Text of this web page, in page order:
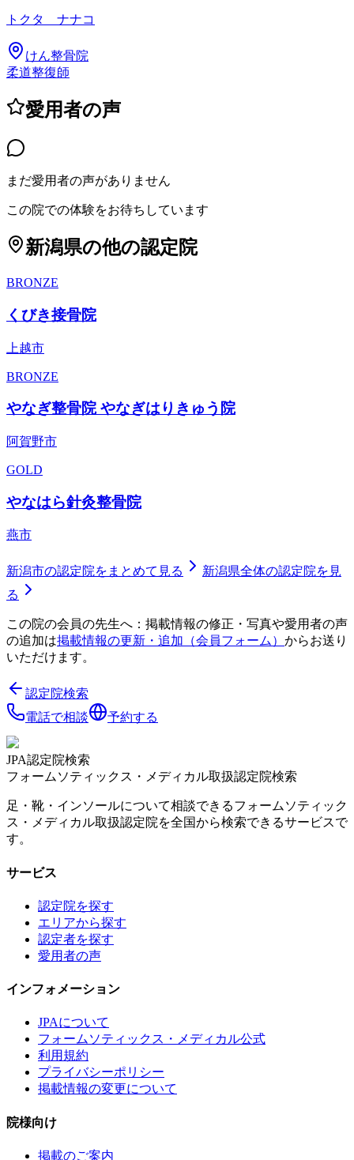
トクタ ナナコ
けん整骨院
柔道整復師
愛用者の声
まだ愛用者の声がありません
この院での体験をお待ちしています
新潟県の他の認定院
BRONZE
くびき接骨院
上越市
BRONZE
やなぎ整骨院 やなぎはりきゅう院
阿賀野市
GOLD
やなはら針灸整骨院
燕市
新潟市の認定院をまとめて見る 新潟県全体の認定院を見
る
この院の会員の先生へ：掲載情報の修正・写真や愛用者の声
の追加は掲載情報の更新・追加（会員フォーム） からお送り
いただけます。
認定院検索
電話で相談
予約する
JPA認定院検索
フォームソティックス・メディカル取扱認定院検索
足・靴・インソールについて相談できるフォームソティック
ス・メディカル取扱認定院を全国から検索できるサービスで
す。
サービス
認定院を探す
エリアから探す
認定者を探す
愛用者の声
インフォメーション
JPAについて
フォームソティックス・メディカル公式
利用規約
プライバシーポリシー
掲載情報の変更について
院様向け
掲載のご案内